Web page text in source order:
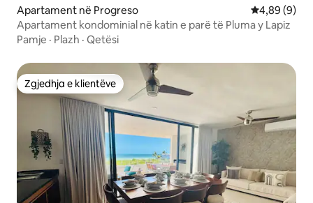
Apartament në Progreso Vlerësimi
4,89 (9)
Apartament kondominial në katin e parë të Pluma y Lapiz
Pamje · Plazh · Qetësi
Zgjedhja e klientëve
Zgjedhja e klientëve